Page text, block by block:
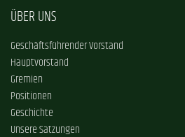
ÜBER UNS
Geschäftsführender Vorstand
Hauptvorstand
Gremien
Positionen
Geschichte
Unsere Satzungen